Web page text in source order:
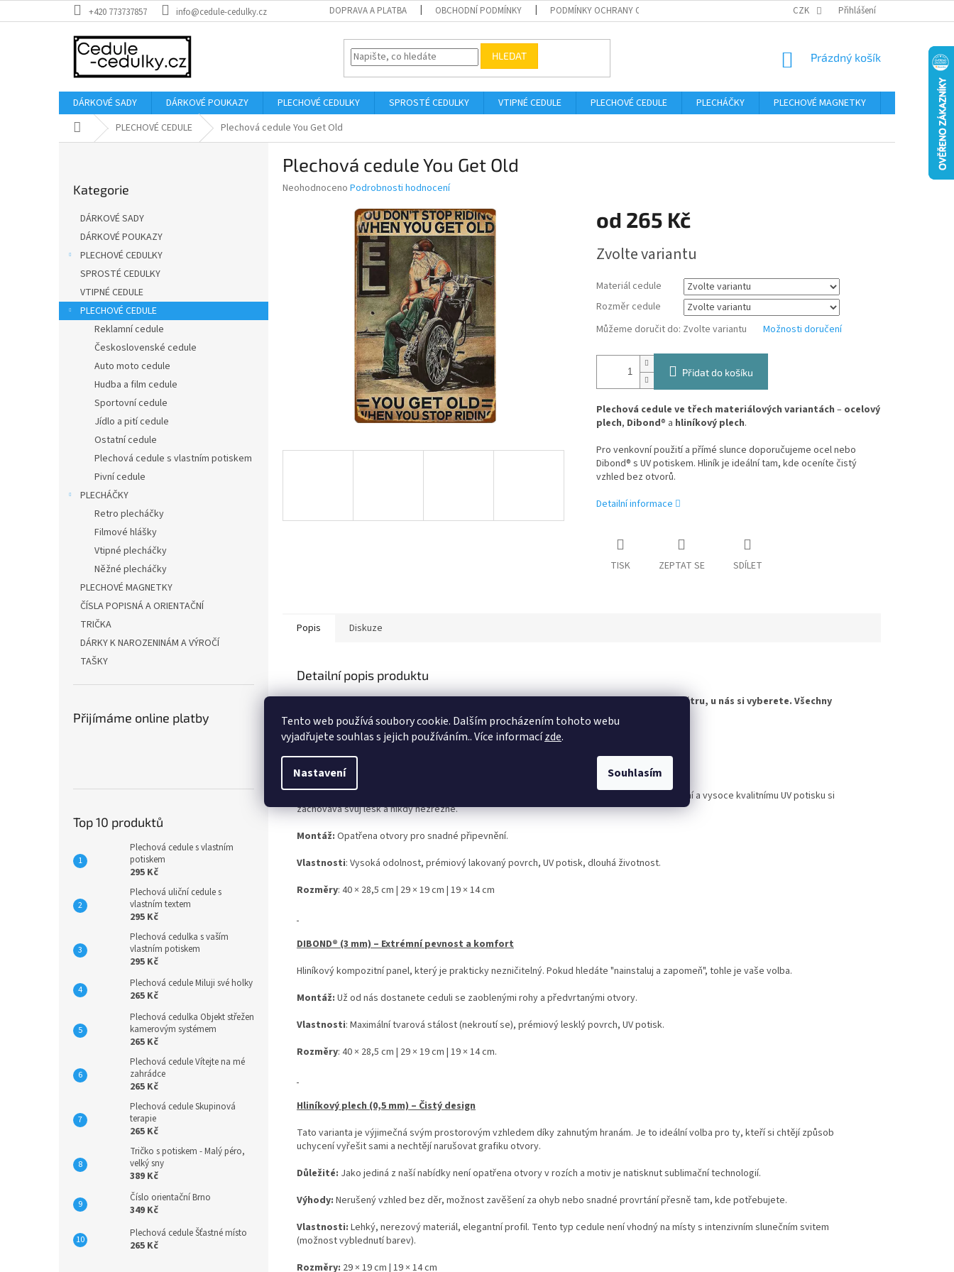
Tento web používá soubory cookie. Dalším procházením tohoto webu
vyjadřujete souhlas s jejich používáním.. Více informacízde.
Nastavení Souhlasím
na
+420 773737857 info@cedule-cedulky.cz DOPRAVA A PLATBA OBCHODNÍ PODMÍNKY PODMÍNKY OCHRANY OSOBNÍCH ÚDAJŮ CZK Přihlášení
HLEDAT
NÁKUPNÍ
Prázdný košík
DÁRKOVÉ SADY DÁRKOVÉ POUKAZY PLECHOVÉ CEDULKY SPROSTÉ CEDULKY VTIPNÉ CEDULE PLECHOVÉ CEDULE PLECHÁČKY PLECHOVÉ MAGNETKY
ČÍSLA
Domů PLECHOVÉ CEDULE Plechová cedule You Get Old
a
n
kategorie
Kategorie
DÁRKOVÉ SADY
DÁRKOVÉ POUKAZY
PLECHOVÉ CEDULKY
SPROSTÉ CEDULKY
VTIPNÉ CEDULE
PLECHOVÉ CEDULE
Reklamní cedule
Československé cedule
Auto moto cedule
Hudba a film cedule
Sportovní cedule
Jídlo a pití cedule
Ostatní cedule
Plechová cedule s vlastním potiskem
Pivní cedule
PLECHÁČKY
Retro plecháčky
Filmové hlášky
Vtipné plecháčky
Něžné plecháčky
PLECHOVÉ MAGNETKY
ČÍSLA POPISNÁ A ORIENTAČNÍ
TRIČKA
DÁRKY K NAROZENINÁM A VÝROČÍ
TAŠKY
Přijímáme online platby
Top 10 produktů
Plechová cedule s vlastním
potiskem
295 Kč
Plechová uliční cedule s
vlastním textem
295 Kč
Plechová cedulka s vaším
vlastním potiskem
295 Kč
Plechová cedule Miluji své holky
265 Kč
Plechová cedulka Objekt střežen
kamerovým systémem
265 Kč
Plechová cedule Vítejte na mé
zahrádce
265 Kč
Plechová cedule Skupinová
terapie
265 Kč
Tričko s potiskem - Malý péro,
velký sny
389 Kč
Číslo orientační Brno
349 Kč
Plechová cedule Šťastné místo
265 Kč
Plechová cedule You Get Old
Průměrné
Neohodnoceno Podrobnosti hodnocení
od 265 Kč
cena:
Zvolte variantu
Materiál cedule
Rozměr cedule
Můžeme doručit do: Zvolte variantu Možnosti doručení
Přidat do košíku
Plechová cedule ve třech materiálových variantách – ocelový
plech, Dibond® a hliníkový plech.
Pro venkovní použití a přímé slunce doporučujeme ocel nebo
Dibond® s UV potiskem. Hliník je ideální tam, kde oceníte čistý
vzhled bez otvorů.
Detailní informace
TISK ZEPTAT SE SDÍLET
Popis Diskuze
Detailní popis produktu
Ať už hledáte stylovou dekoraci do interiéru nebo ceduli, která odolá i horskému větru, u nás si vyberete. Všechny
varianty (mimo hliníkového plechu) spojuje špičkový UV potisk, který nevybledne.
OCELOVÝ PLECH – Klasická, maximálně pevná cedule v prémiovém TOP provedení
Pro ty, kteří vyžadují nekompromisní pevnost oceli. Díky speciálnímu oboustrannému lakování a vysoce kvalitnímu UV potisku si
zachovává svůj lesk a nikdy nezrezne.
Montáž: Opatřena otvory pro snadné připevnění.
Vlastnosti: Vysoká odolnost, prémiový lakovaný povrch, UV potisk, dlouhá životnost.
Rozměry: 40 × 28,5 cm | 29 × 19 cm | 19 × 14 cm
DIBOND® (3 mm) – Extrémní pevnost a komfort
Hliníkový kompozitní panel, který je prakticky nezničitelný. Pokud hledáte "nainstaluj a zapomeň", tohle je vaše volba.
Montáž: Už od nás dostanete ceduli se zaoblenými rohy a předvrtanými otvory.
Vlastnosti: Maximální tvarová stálost (nekroutí se), prémiový lesklý povrch, UV potisk.
Rozměry: 40 × 28,5 cm | 29 × 19 cm | 19 × 14 cm.
Hliníkový plech (0,5 mm) – Čistý design
Tato varianta je výjimečná svým prostorovým vzhledem díky zahnutým hranám. Je to ideální volba pro ty, kteří si chtějí způsob
uchycení vyřešit sami a nechtějí narušovat grafiku otvory.
Důležité: Jako jediná z naší nabídky není opatřena otvory v rozích a motiv je natisknut sublimační technologií.
Výhody: Nerušený vzhled bez děr, možnost zavěšení za ohyb nebo snadné provrtání přesně tam, kde potřebujete.
Vlastnosti: Lehký, nerezový materiál, elegantní profil. Tento typ cedule není vhodný na místy s intenzivním slunečním svitem
(možnost vyblednutí barev).
Rozměry: 29 × 19 cm | 19 × 14 cm